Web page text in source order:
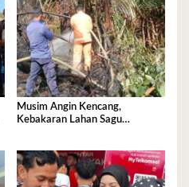
Musim Angin Kencang,
Kebakaran Lahan Sagu